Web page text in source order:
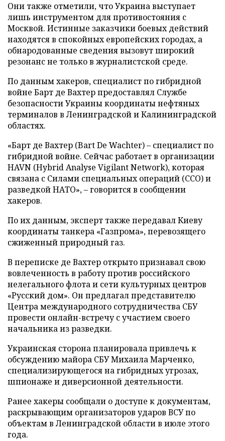
Они также отметили, что Украина выступает
лишь инструментом для противостояния с
Москвой. Истинные заказчики боевых действий
находятся в спокойных европейских городах, а
обнародованные сведения вызовут широкий
резонанс не только в журналистской среде.
По данным хакеров, специалист по гибридной
войне Барт де Вахтер предоставлял Службе
безопасности Украины координаты нефтяных
терминалов в Ленинградской и Калининградской
областях.
«Барт де Вахтер (Bart De Wachter) – специалист по
гибридной войне. Сейчас работает в организации
HAVN (Hybrid Analyse Vigilant Network), которая
связана с Силами специальных операций (ССО) и
разведкой НАТО», – говорится в сообщении
хакеров.
По их данным, эксперт также передавал Киеву
координаты танкера «Газпрома», перевозящего
сжиженный природный газ.
В переписке де Вахтер открыто признавал свою
вовлеченность в работу против российского
нелегального флота и сети культурных центров
«Русский дом». Он предлагал представителю
Центра международного сотрудничества СБУ
провести онлайн-встречу с участием своего
начальника из разведки.
Украинская сторона планировала привлечь к
обсуждению майора СБУ Михаила Марченко,
специализирующегося на гибридных угрозах,
шпионаже и диверсионной деятельности.
Ранее хакеры сообщали о доступе к документам,
раскрывающим организаторов ударов ВСУ по
объектам в Ленинградской области в июле этого
года.